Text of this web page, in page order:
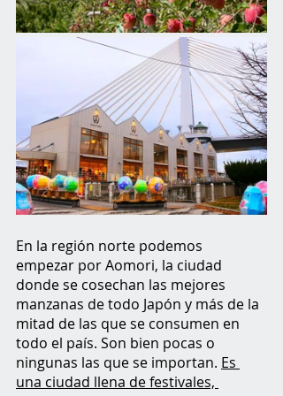
En la región norte podemos
empezar por Aomori, la ciudad
donde se cosechan las mejores
manzanas de todo Japón y más de la
mitad de las que se consumen en
todo el país. Son bien pocas o
ningunas las que se importan. Es
una ciudad llena de festivales,